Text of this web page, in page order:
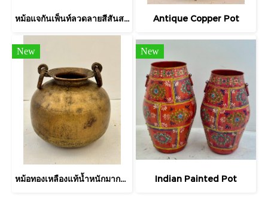
หม้อแจกันเพ็นท์ลวดลายสีสันสดใส Antique Copper Pot
New
หม้อทองเหลืองแท้น้ำหนักมากประดับหูจับวงแหวนหนา
New
Indian Painted Pot